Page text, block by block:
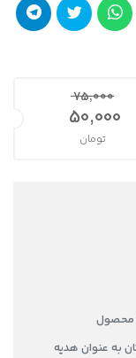
75,000
قیمت اصلی 75,000 تومان بود.
50,000
تومان